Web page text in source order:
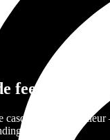
feedback
casque encore
Rider.